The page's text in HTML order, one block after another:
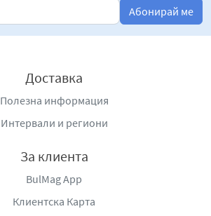
Абонирай ме
Доставка
Полезна информация
Интервали и региони
За клиента
BulMag App
Клиентска Карта